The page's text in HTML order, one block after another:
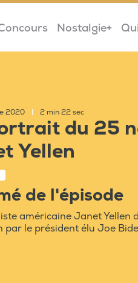
Nostalgie+
2020 2 min 22 sec
du 25
Yellen
de l'épisode
américaine Janet
par le président élu Joe